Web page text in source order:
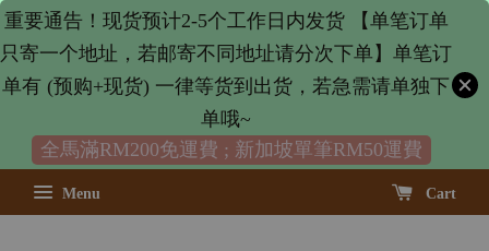
重要通告！现货预计2-5个工作日内发货 【单笔订单
只寄一个地址，若邮寄不同地址请分次下单】单笔订
单有 (预购+现货) 一律等货到出货，若急需请单独下
单哦~
全馬滿RM200免運費 ; 新加坡單筆RM50運費
Menu Cart